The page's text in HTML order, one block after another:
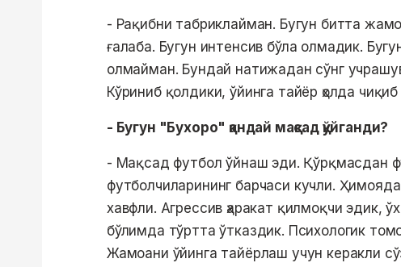
- Рақибни табриклайман. Бугун битта
ғалаба. Бугун интенсив бўла олмадик.
олмайман. Бундай натижадан сўнг
Кўриниб қолдики, ўйинга тайёр ҳолда
- Бугун "Бухоро" қандай мақсад қўйганди?
- Мақсад футбол ўйнаш эди. Қўрқмасдан
футболчиларининг барчаси кучли.
хавфли. Агрессив ҳаракат қилмоқчи эдик,
бўлимда тўртта ўтказдик. Психологик
Жамоани ўйинга тайёрлаш учун керакли